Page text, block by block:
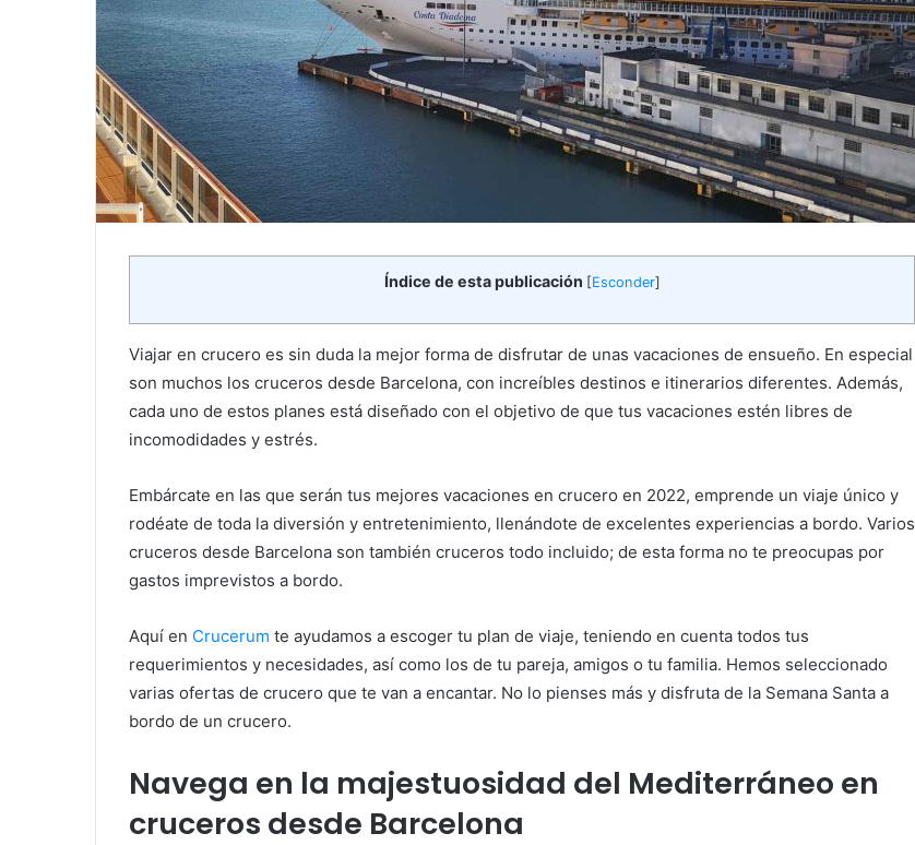
Índice de esta publicación [Esconder]
Viajar en crucero es sin duda la mejor forma de disfrutar de unas vacaciones de ensueño. En especial
son muchos los cruceros desde Barcelona, con increíbles destinos e itinerarios diferentes. Además,
cada uno de estos planes está diseñado con el objetivo de que tus vacaciones estén libres de
incomodidades y estrés.
Embárcate en las que serán tus mejores vacaciones en crucero en 2022, emprende un viaje único y
rodéate de toda la diversión y entretenimiento, llenándote de excelentes experiencias a bordo. Varios
cruceros desde Barcelona son también cruceros todo incluido; de esta forma no te preocupas por
gastos imprevistos a bordo.
Aquí en Crucerum te ayudamos a escoger tu plan de viaje, teniendo en cuenta todos tus
requerimientos y necesidades, así como los de tu pareja, amigos o tu familia. Hemos seleccionado
varias ofertas de crucero que te van a encantar. No lo pienses más y disfruta de la Semana Santa a
bordo de un crucero.
Navega en la majestuosidad del Mediterráneo en
cruceros desde Barcelona